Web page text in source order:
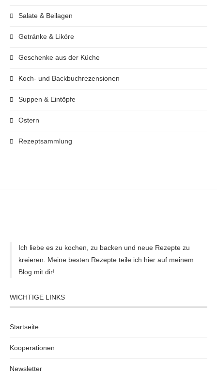
Salate & Beilagen
Getränke & Liköre
Geschenke aus der Küche
Koch- und Backbuchrezensionen
Suppen & Eintöpfe
Ostern
Rezeptsammlung
Ich liebe es zu kochen, zu backen und neue Rezepte zu
kreieren. Meine besten Rezepte teile ich hier auf meinem
Blog mit dir!
WICHTIGE LINKS
Startseite
Kooperationen
Newsletter